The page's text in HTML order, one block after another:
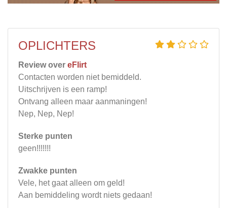
OPLICHTERS
Review over eFlirt
Contacten worden niet bemiddeld.
Uitschrijven is een ramp!
Ontvang alleen maar aanmaningen!
Nep, Nep, Nep!
Sterke punten
geen!!!!!!!
Zwakke punten
Vele, het gaat alleen om geld!
Aan bemiddeling wordt niets gedaan!